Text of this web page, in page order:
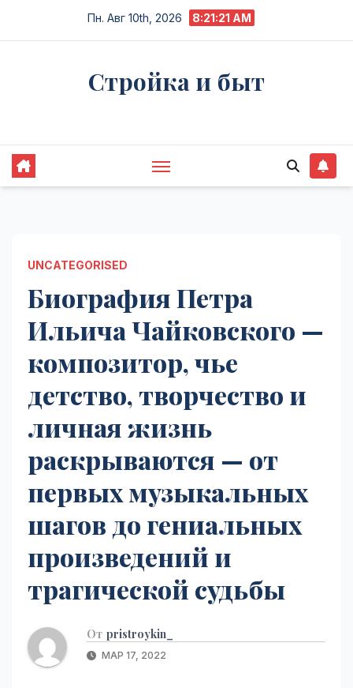
Пн. Авг 10th, 2026 8:21:22 AM
Стройка и быт
UNCATEGORISED
Биография Петра
Ильича Чайковского —
композитор, чье
детство, творчество и
личная жизнь
раскрываются — от
первых музыкальных
шагов до гениальных
произведений и
трагической судьбы
От pristroykin_
МАР 17, 2022